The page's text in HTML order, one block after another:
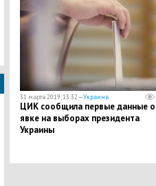
31 марта 2019, 13:32 —Украина
ЦИК сообщила первые данные о
явке на выборах президента
Украины